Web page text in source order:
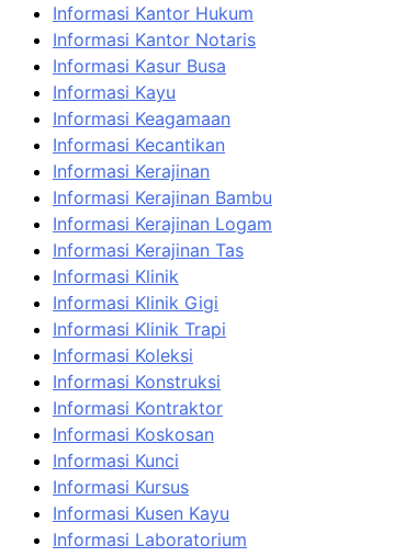
Informasi Kantor Hukum
Informasi Kantor Notaris
Informasi Kasur Busa
Informasi Kayu
Informasi Keagamaan
Informasi Kecantikan
Informasi Kerajinan
Informasi Kerajinan Bambu
Informasi Kerajinan Logam
Informasi Kerajinan Tas
Informasi Klinik
Informasi Klinik Gigi
Informasi Klinik Trapi
Informasi Koleksi
Informasi Konstruksi
Informasi Kontraktor
Informasi Koskosan
Informasi Kunci
Informasi Kursus
Informasi Kusen Kayu
Informasi Laboratorium